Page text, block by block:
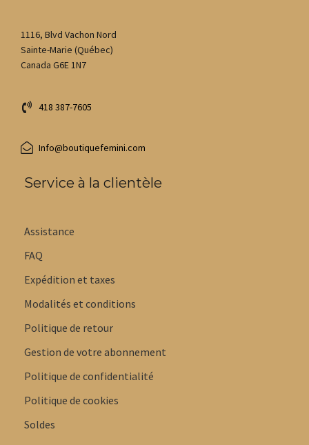
1116, Blvd Vachon Nord
Sainte-Marie (Québec)
Canada G6E 1N7
418 387-7605
Info@boutiquefemini.com
Service à la clientèle
Assistance
FAQ
Expédition et taxes
Modalités et conditions
Politique de retour
Gestion de votre abonnement
Politique de confidentialité
Politique de cookies
Soldes